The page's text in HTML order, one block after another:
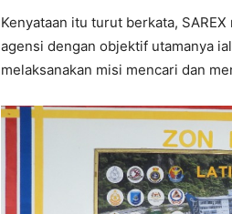
Kenyataan itu turut berkata,
agensi dengan objektif utamanya
melaksanakan misi mencari dan